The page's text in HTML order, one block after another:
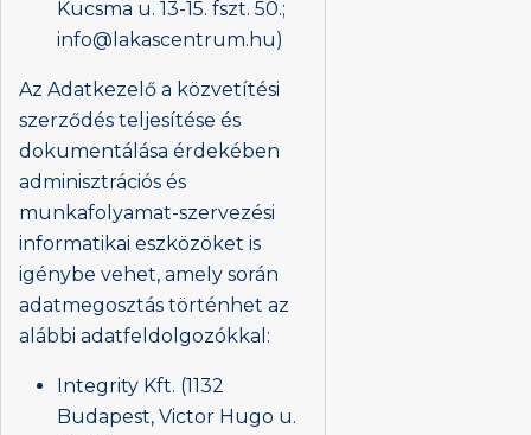
Kucsma u. 13-15. fszt. 50.;
info@lakascentrum.hu)
Az Adatkezelő a közvetítési
szerződés teljesítése és
dokumentálása érdekében
adminisztrációs és
munkafolyamat-szervezési
informatikai eszközöket is
igénybe vehet, amely során
adatmegosztás történhet az
alábbi adatfeldolgozókkal:
Integrity Kft. (1132
Budapest, Victor Hugo u.